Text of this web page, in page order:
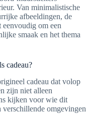
Van minimalistische
afbeeldingen, de
om een
smaak en het thema
cadeau?
cadeau dat volop
zijn niet alleen
kijken voor wie dit
verschillende omgevingen